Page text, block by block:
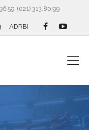
(021) 313.80.99
ADRBI